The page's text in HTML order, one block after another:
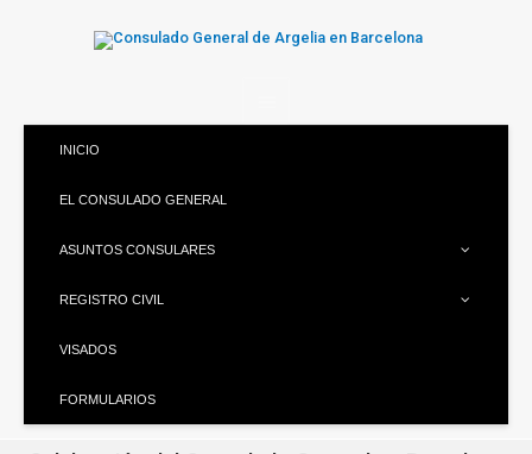
INICIO
EL CONSULADO GENERAL
ASUNTOS CONSULARES
REGISTRO CIVIL
VISADOS
FORMULARIOS